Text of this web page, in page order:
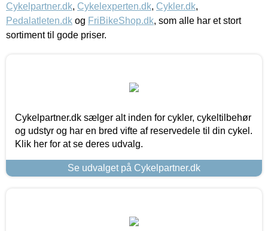
Cykelpartner.dk, Cykelexperten.dk, Cykler.dk,
Pedalatleten.dk og FriBikeShop.dk, som alle har et stort
sortiment til gode priser.
Cykelpartner.dk sælger alt inden for cykler, cykeltilbehør
og udstyr og har en bred vifte af reservedele til din cykel.
Klik her for at se deres udvalg.
Se udvalget på Cykelpartner.dk